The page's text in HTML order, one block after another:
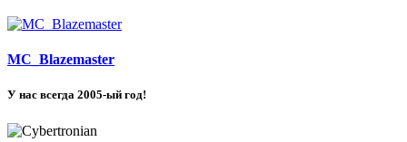
MC_Blazemaster
У нас всегда 2005-ый год!